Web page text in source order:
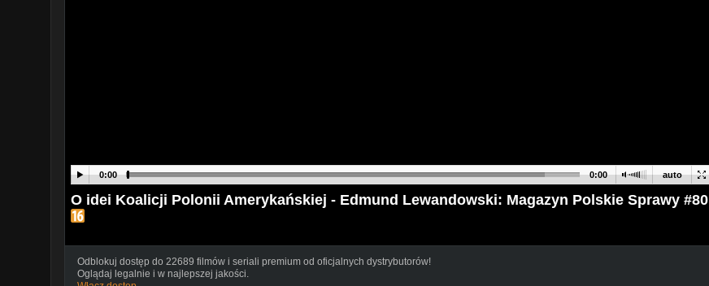
auto
0:00 0:00
O idei Koalicji Polonii Amerykańskiej - Edmund Lewandowski: Magazyn Polskie Sprawy #80
Odblokuj dostęp do 22689 filmów i seriali premium od oficjalnych dystrybutorów!
Oglądaj legalnie i w najlepszej jakości.